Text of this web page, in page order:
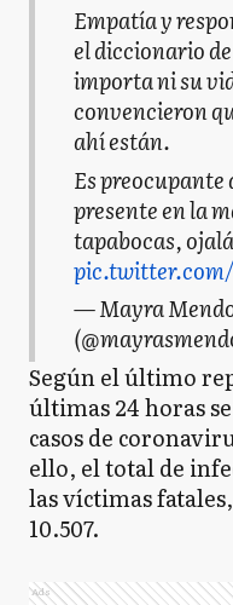
Empatía y
el diccionario
importa ni su
convencieron
ahí están.
Es preocupante
presente en la
tapabocas,
— Mayra
Según el último
últimas 24 horas
casos de
ello, el total de
las víctimas
10.507.
Ads